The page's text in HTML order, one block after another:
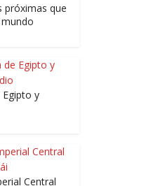
próximas que
y
Central